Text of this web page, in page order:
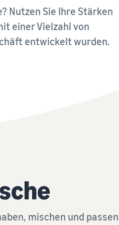
Markenregistrierung
Markenstart bei Amazon
Verkaufen Sie über die
Erschließen Sie nahtlos neue
Verkaufsprogramme
Erstellen Sie Ihre
Programmen
Nutzen Sie Ihre Stärken
einer Vielzahl von
entwickelt wurden.
mischen und